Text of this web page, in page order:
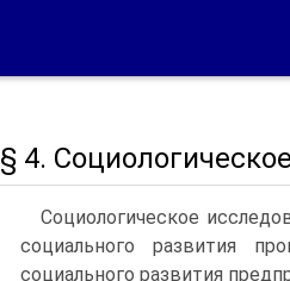
§ 4.
Социологическое
социального развития
социального развития